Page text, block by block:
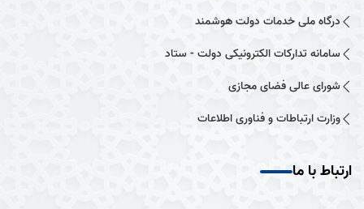
درگاه ملی خدمات دولت هوشمند
سامانه تدارکات الکترونیکی دولت - ستاد
شورای عالی فضای مجازی
وزارت ارتباطات و فناوری اطلاعات
ارتباط با ما